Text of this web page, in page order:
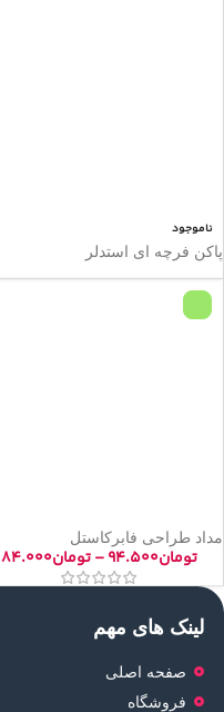
ناموجود
پاکن فرچه ای استدلر
مداد طراحی فابرکاستل
تومان۹۴.۵۰۰–تومان۸۴.۰۰۰
لینک های مهم
صفحه اصلی
فروشگاه